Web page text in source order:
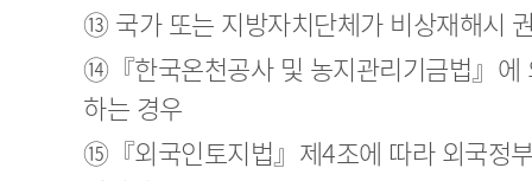
⑬ 국가 또는 지방자치단체가 비상재해시
⑭『한국온천공사 및 농지관리기금법』에
하는 경우
⑮『외국인토지법』제4조에 따라 외국정